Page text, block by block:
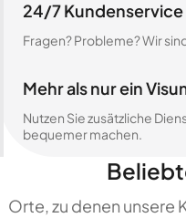
24/7 Kundenservice
Fragen? Probleme? Wir
Mehr als nur ein
Nutzen Sie zusätzliche
bequemer machen.
Orte, zu denen unsere